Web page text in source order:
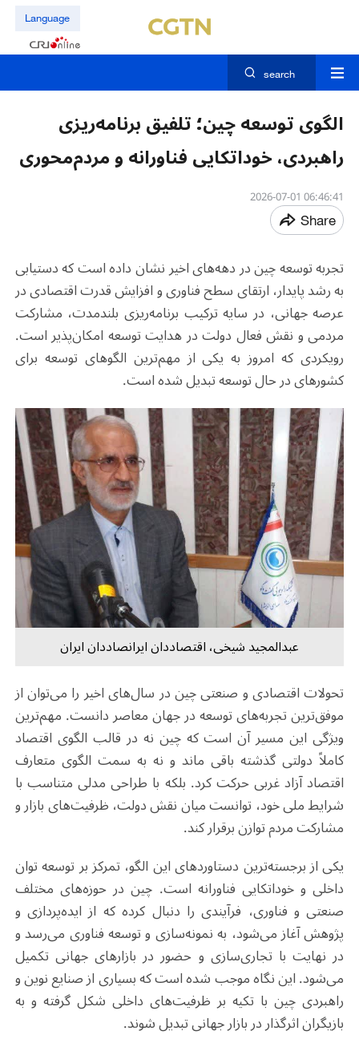
Language
search
الگوی توسعه چین؛ تلفیق برنامه‌ریزی
راهبردی، خوداتکایی فناورانه و مردم‌محوری
06:46:41 2026-07-01
Share
تجربه توسعه چین در دهه‌های اخیر نشان داده است که دستیابی
به رشد پایدار، ارتقای سطح فناوری و افزایش قدرت اقتصادی در
عرصه جهانی، در سایه ترکیب برنامه‌ریزی بلندمدت، مشارکت
مردمی و نقش فعال دولت در هدایت توسعه امکان‌پذیر است.
رویکردی که امروز به یکی از مهم‌ترین الگوهای توسعه برای
کشورهای در حال توسعه تبدیل شده است.
عبدالمجید شیخی، اقتصاددان ایرانصاددان ایران
تحولات اقتصادی و صنعتی چین در سال‌های اخیر را می‌توان از
موفق‌ترین تجربه‌های توسعه در جهان معاصر دانست. مهم‌ترین
ویژگی این مسیر آن است که چین نه در قالب الگوی اقتصاد
کاملاً دولتی گذشته باقی ماند و نه به سمت الگوی متعارف
اقتصاد آزاد غربی حرکت کرد. بلکه با طراحی مدلی متناسب با
شرایط ملی خود، توانست میان نقش دولت، ظرفیت‌های بازار و
مشارکت مردم توازن برقرار کند.
یکی از برجسته‌ترین دستاوردهای این الگو، تمرکز بر توسعه توان
داخلی و خوداتکایی فناورانه است. چین در حوزه‌های مختلف
صنعتی و فناوری، فرآیندی را دنبال کرده که از ایده‌پردازی و
پژوهش آغاز می‌شود، به نمونه‌سازی و توسعه فناوری می‌رسد و
در نهایت با تجاری‌سازی و حضور در بازارهای جهانی تکمیل
می‌شود. این نگاه موجب شده است که بسیاری از صنایع نوین و
راهبردی چین با تکیه بر ظرفیت‌های داخلی شکل گرفته و به
بازیگران اثرگذار در بازار جهانی تبدیل شوند.